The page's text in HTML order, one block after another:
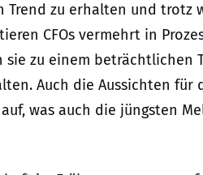
zu erhalten und trotz
CFOs vermehrt in
zu einem beträchtlichen
Auch die Aussichten für
was auch die jüngsten